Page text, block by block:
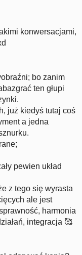
konwersacjami,
bo zanim
ten głupi
już kiedyś tutaj coś
a jedna
pewien układ
z tego się wyrasta
ale jest
harmonia
integracja 🥰